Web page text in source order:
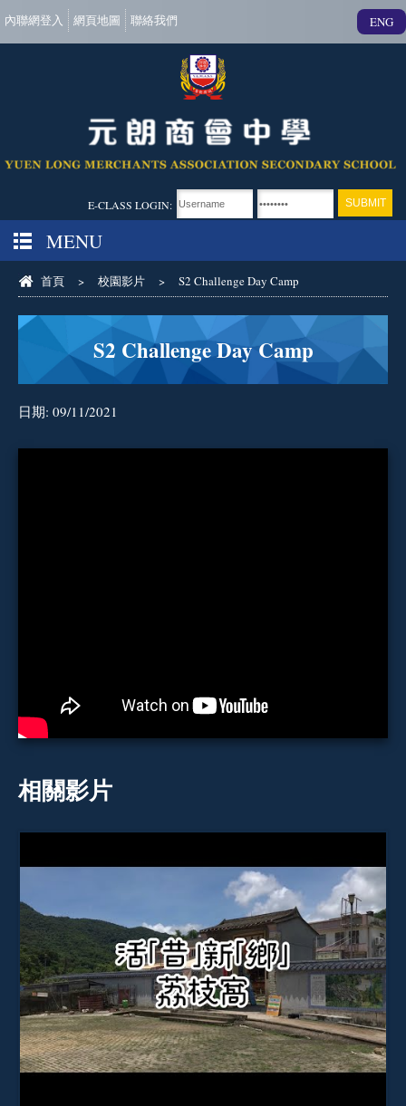
內聯網登入 網頁地圖 聯絡我們 ENG
E-CLASS LOGIN:
MENU
首頁 > 校園影片 > S2 Challenge Day Camp
S2 Challenge Day Camp
日期: 09/11/2021
相關影片